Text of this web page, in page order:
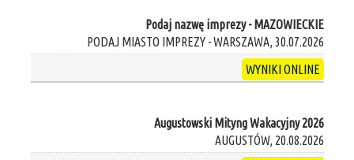
Podaj nazwę imprezy - MAZOWIECKIE
PODAJ MIASTO IMPREZY - WARSZAWA, 30.07.2026
WYNIKI ONLINE
Augustowski Mityng Wakacyjny 2026
AUGUSTÓW, 20.08.2026